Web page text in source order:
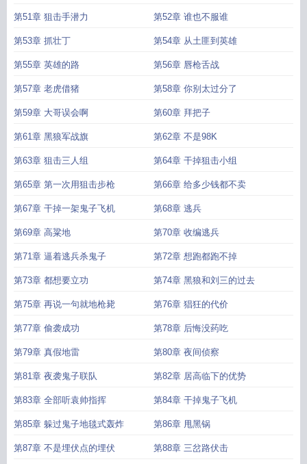
第51章 狙击手潜力 第52章 谁也不服谁
第53章 抓壮丁 第54章 从土匪到英雄
第55章 英雄的路 第56章 唇枪舌战
第57章 老虎借猪 第58章 你别太过分了
第59章 大哥误会啊 第60章 拜把子
第61章 黑狼军战旗 第62章 不是98K
第63章 狙击三人组 第64章 干掉狙击小组
第65章 第一次用狙击步枪 第66章 给多少钱都不卖
第67章 干掉一架鬼子飞机 第68章 逃兵
第69章 高粱地 第70章 收编逃兵
第71章 逼着逃兵杀鬼子 第72章 想跑都跑不掉
第73章 都想要立功 第74章 黑狼和刘三的过去
第75章 再说一句就地枪毙 第76章 猖狂的代价
第77章 偷袭成功 第78章 后悔没药吃
第79章 真假地雷 第80章 夜间侦察
第81章 夜袭鬼子联队 第82章 居高临下的优势
第83章 全部听袁帅指挥 第84章 干掉鬼子飞机
第85章 躲过鬼子地毯式轰炸 第86章 甩黑锅
第87章 不是埋伏点的埋伏 第88章 三岔路伏击